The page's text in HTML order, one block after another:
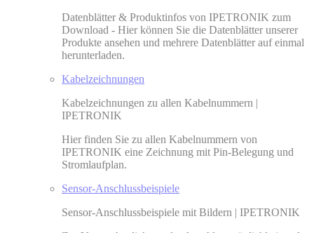
Datenblätter & Produktinfos von IPETRONIK zum
Download - Hier können Sie die Datenblätter unserer
Produkte ansehen und mehrere Datenblätter auf einmal
herunterladen.
Kabel­zeichnungen
Kabelzeichnungen zu allen Kabelnummern |
IPETRONIK
Hier finden Sie zu allen Kabelnummern von
IPETRONIK eine Zeichnung mit Pin-Belegung und
Stromlaufplan.
Sensor-Anschluss­beispiele
Sensor-An­schluss­bei­spiele mit Bildern | IPETRONIK